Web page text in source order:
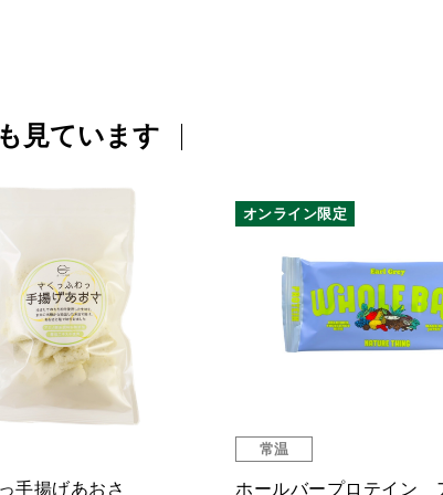
見ています
手揚げあおさ
オンライン限定
常温
ホールバープロテイン